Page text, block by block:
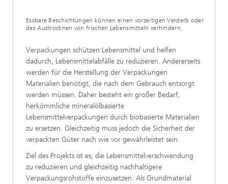
Essbare Beschichtungen können einen vorzeitigen Verderb oder
das Austrocknen von frischen Lebensmitteln verhindern.
Verpackungen schützen Lebensmittel und helfen
dadurch, Lebensmittelabfälle zu reduzieren. Andererseits
werden für die Herstellung der Verpackungen
Materialien benötigt, die nach dem Gebrauch entsorgt
werden müssen. Daher besteht ein großer Bedarf,
herkömmliche mineralölbasierte
Lebensmittelverpackungen durch biobasierte Materialien
zu ersetzen. Gleichzeitig muss jedoch die Sicherheit der
verpackten Güter nach wie vor gewährleistet sein.
Ziel des Projekts ist es, die Lebensmittelverschwendung
zu reduzieren und gleichzeitig nachhaltigere
Verpackungsrohstoffe einzusetzen. Als Grundmaterial